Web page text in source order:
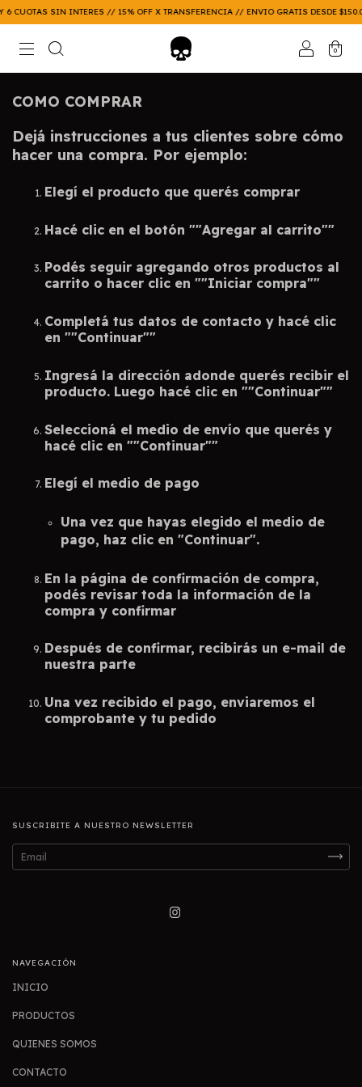
CUOTAS SIN INTERES // 15% OFF X TRANSFERENCIA // ENVIO GRATIS DESDE
0
COMO COMPRAR
Dejá instrucciones a tus clientes sobre cómo
hacer una compra. Por ejemplo:
Elegí el producto que querés comprar
Hacé clic en el botón ""Agregar al carrito""
Podés seguir agregando otros productos al
carrito o hacer clic en ""Iniciar compra""
Completá tus datos de contacto y hacé clic
en ""Continuar""
Ingresá la dirección adonde querés recibir el
producto. Luego hacé clic en ""Continuar""
Seleccioná el medio de envío que querés y
hacé clic en ""Continuar""
Elegí el medio de pago
Una vez que hayas elegido el medio de
pago, haz clic en "Continuar".
En la página de confirmación de compra,
podés revisar toda la información de la
compra y confirmar
Después de confirmar, recibirás un e-mail de
nuestra parte
Una vez recibido el pago, enviaremos el
comprobante y tu pedido
SUSCRIBITE A NUESTRO NEWSLETTER
NAVEGACIÓN
INICIO
PRODUCTOS
QUIENES SOMOS
CONTACTO